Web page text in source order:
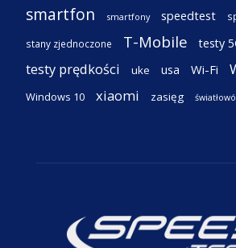
smartfon smartfony speedtest
stany zjednoczone T-Mobile testy
testy prędkości uke usa Wi-Fi
Windows 10 xiaomi zasięg